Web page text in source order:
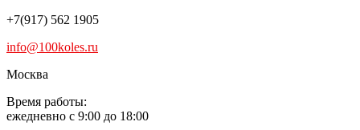
+7(917) 562 1905
info@100koles.ru
Москва
Время работы:
ежедневно с 9:00 до 18:00